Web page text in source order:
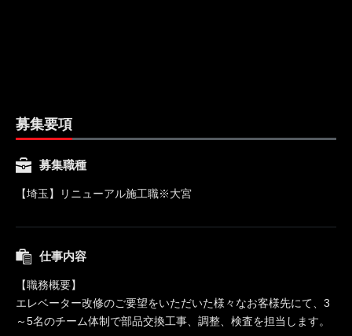
募集要項
募集職種
【埼玉】リニューアル施工職※大宮
仕事内容
【職務概要】
エレベーター改修のご要望をいただいた様々なお客様先にて、3
～5名のチーム体制で部品交換工事、調整、検査を担当します。